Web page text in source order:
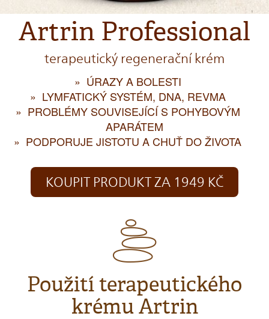
Artrin Professional
terapeutický regenerační krém
ÚRAZY A BOLESTI
LYMFATICKÝ SYSTÉM, DNA, REVMA
PROBLÉMY SOUVISEJÍCÍ S POHYBOVÝM
APARÁTEM
PODPORUJE JISTOTU A CHUŤ DO ŽIVOTA
KOUPIT PRODUKT ZA 1949 KČ
Použití terapeutického
krému Artrin